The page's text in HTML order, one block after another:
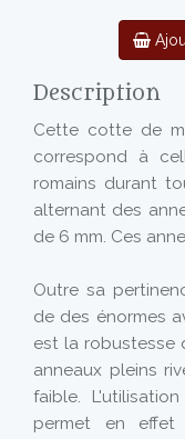
Description
Cette cotte de
correspond à
romains durant
alternant des
de 6 mm. Ces
Outre sa
de des énormes
est la robustesse
anneaux pleins
faible.
permet en effet